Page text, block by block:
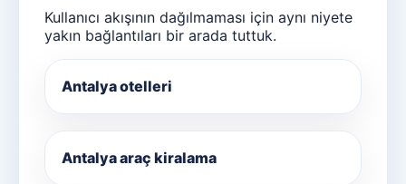
Kullanıcı akışının dağılmaması için aynı niyete
yakın bağlantıları bir arada tuttuk.
Antalya otelleri
Antalya araç kiralama